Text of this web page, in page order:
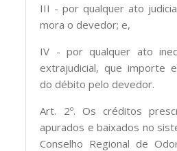
III - por qualquer ato
mora o devedor; e,
IV - por qualquer ato
extrajudicial, que importe
do débito pelo devedor.
Art. 2º. Os créditos
apurados e baixados no
Conselho Regional de